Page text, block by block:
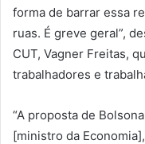
forma de barrar essa
ruas. É greve geral”,
CUT, Vagner Freitas,
trabalhadores e
“A proposta de
[ministro da